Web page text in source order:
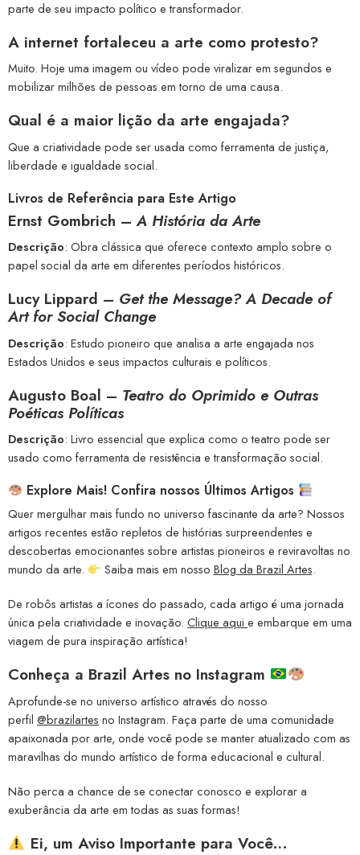
parte de seu impacto político e transformador.
A internet fortaleceu a arte como protesto?
Muito. Hoje uma imagem ou vídeo pode viralizar em segundos e
mobilizar milhões de pessoas em torno de uma causa.
Qual é a maior lição da arte engajada?
Que a criatividade pode ser usada como ferramenta de justiça,
liberdade e igualdade social.
Livros de Referência para Este Artigo
Ernst Gombrich –A História da Arte
Descrição: Obra clássica que oferece contexto amplo sobre o
papel social da arte em diferentes períodos históricos.
Lucy Lippard – Get the Message? A Decade of
Art for Social Change
Descrição: Estudo pioneiro que analisa a arte engajada nos
Estados Unidos e seus impactos culturais e políticos.
Augusto Boal – Teatro do Oprimido e Outras
Poéticas Políticas
Descrição: Livro essencial que explica como o teatro pode ser
usado como ferramenta de resistência e transformação social.
Explore Mais! Confira nossos Últimos Artigos
Quer mergulhar mais fundo no universo fascinante da arte? Nossos
artigos recentes estão repletos de histórias surpreendentes e
descobertas emocionantes sobre artistas pioneiros e reviravoltas no
mundo da arte.
Saiba mais em nosso Blog da Brazil Artes.
De robôs artistas a ícones do passado, cada artigo é uma jornada
única pela criatividade e inovação. Clique aqui e embarque em uma
viagem de pura inspiração artística!
Conheça a Brazil Artes no Instagram
Aprofunde-se no universo artístico através do nosso
perfil @brazilartes no Instagram. Faça parte de uma comunidade
apaixonada por arte, onde você pode se manter atualizado com as
maravilhas do mundo artístico de forma educacional e cultural.
Não perca a chance de se conectar conosco e explorar a
exuberância da arte em todas as suas formas!
Ei, um Aviso Importante para Você…